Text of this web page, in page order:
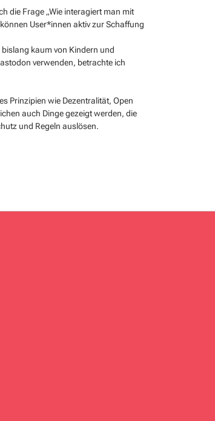
die Frage „Wie interagiert man mit
User*innen aktiv zur Schaffung
kaum von Kindern und
verwenden, betrachte ich
Prinzipien wie Dezentralität, Open
auch Dinge gezeigt werden, die
und Regeln auslösen.